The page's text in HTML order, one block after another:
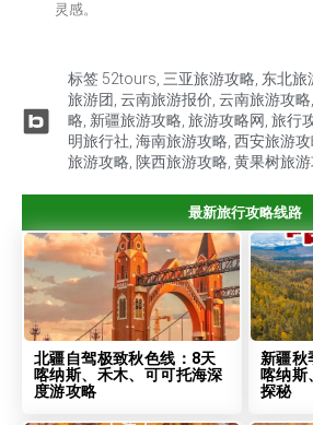
灵感。
标签 52tours, 三亚旅游攻略, 东北旅
旅游团, 云南旅游报价, 云南旅游攻略,
略, 新疆旅游攻略, 旅游攻略网, 旅行
明旅行社, 海南旅游攻略, 西安旅游攻
旅游攻略, 陕西旅游攻略, 黄果树旅
最新旅行攻略线路
北疆自驾极致秋色线：8天
喀纳斯、禾木、可可托海深
度游攻略
新疆秋
喀纳斯
探秘